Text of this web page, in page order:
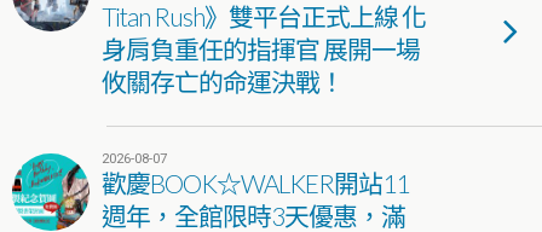
Titan Rush》雙平台正式上線 化
身肩負重任的指揮官 展開一場
攸關存亡的命運決戰！
2026-08-07
歡慶BOOK☆WALKER開站11
週年，全館限時3天優惠，滿